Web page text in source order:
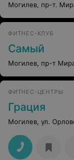
Могилев, пр-т.
ФИТНЕС-КЛУБ
Самый
Могилев, пр-т
ФИТНЕС-ЦЕНТРЫ
Грация
Могилев, ул.